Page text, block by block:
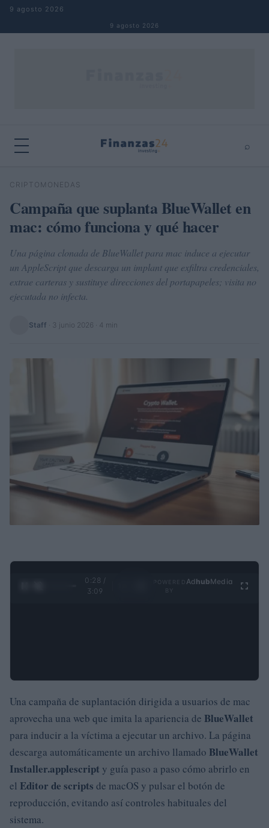
Saltar al contenido
9 agosto 2026
9 agosto 2026
⌕
Buscar
CRIPTOMONEDAS
Campaña que suplanta BlueWallet en
mac: cómo funciona y qué hacer
Una página clonada de BlueWallet para mac induce a ejecutar
un AppleScript que descarga un implant que exfiltra credenciales,
extrae carteras y sustituye direcciones del portapapeles; visita no
ejecutada no infecta.
Staff 3 junio 2026 · 4 min
0:29 /
3:09
Ad hubMedia
Una campaña de suplantación dirigida a usuarios de mac
aprovecha una web que imita la apariencia de BlueWallet
para inducir a la víctima a ejecutar un archivo. La página
descarga automáticamente un archivo llamado BlueWallet
Installer.applescript y guía paso a paso cómo abrirlo en
el Editor de scripts de macOS y pulsar el botón de
reproducción, evitando así controles habituales del
sistema.